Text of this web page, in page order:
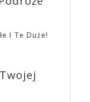
I Te Duże!